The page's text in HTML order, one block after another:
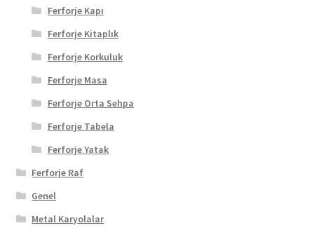
Ferforje Kapı
Ferforje Kitaplık
Ferforje Korkuluk
Ferforje Masa
Ferforje Orta Sehpa
Ferforje Tabela
Ferforje Yatak
Ferforje Raf
Genel
Metal Karyolalar